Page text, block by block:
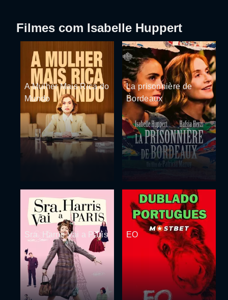
Filmes com Isabelle Huppert
A Mulher Mais Rica do
Mundo
La prisonnière de
Bordeaux
Sra. Harris Vai a Paris EO